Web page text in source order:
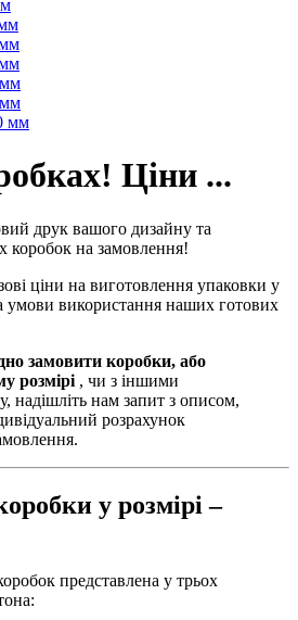
мм
Ціни ...
друк вашого дизайну та
коробок на замовлення!
ціни на виготовлення упаковки у
умови використання наших готових
замовити коробки, або
розмірі , чи з іншими
надішліть нам запит з описом,
розрахунок
у розмірі –
представлена у трьох